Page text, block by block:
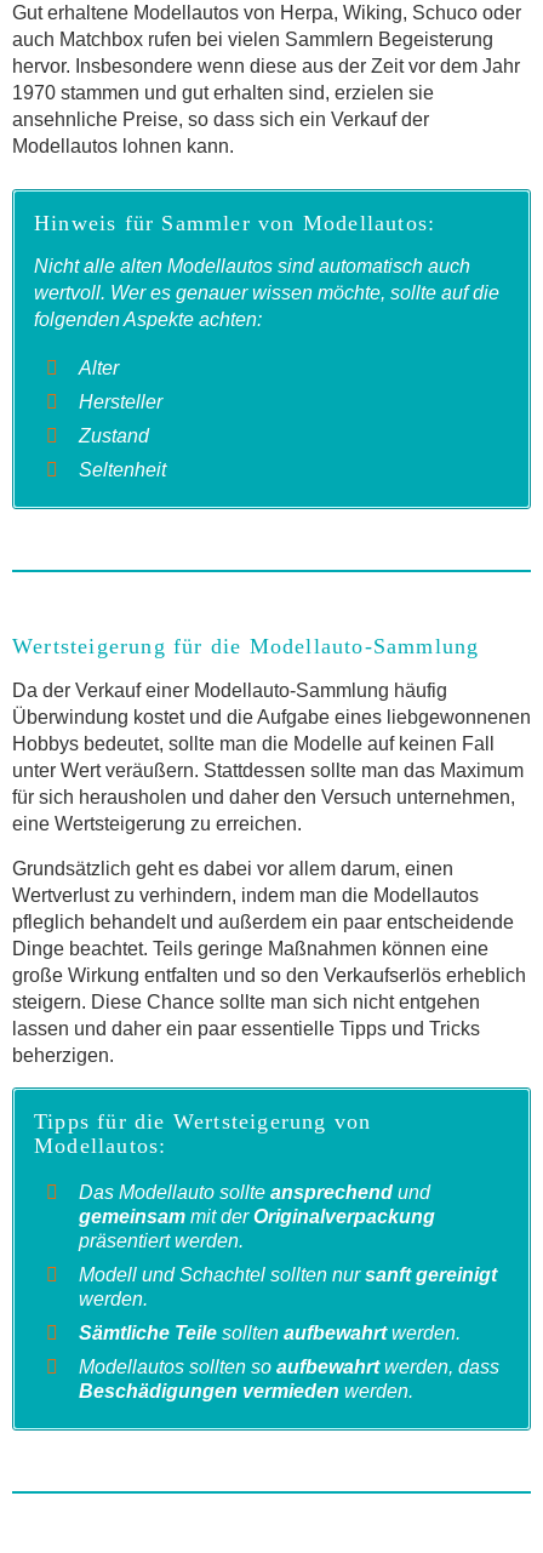
Gut erhaltene Modellautos von Herpa, Wiking, Schuco oder
auch Matchbox rufen bei vielen Sammlern Begeisterung
hervor. Insbesondere wenn diese aus der Zeit vor dem Jahr
1970 stammen und gut erhalten sind, erzielen sie
ansehnliche Preise, so dass sich ein Verkauf der
Modellautos lohnen kann.
Hinweis für Sammler von Modellautos:
Nicht alle alten Modellautos sind automatisch auch
wertvoll. Wer es genauer wissen möchte, sollte auf die
folgenden Aspekte achten:
Alter
Hersteller
Zustand
Seltenheit
Wertsteigerung für die Modellauto-Sammlung
Da der Verkauf einer Modellauto-Sammlung häufig
Überwindung kostet und die Aufgabe eines liebgewonnenen
Hobbys bedeutet, sollte man die Modelle auf keinen Fall
unter Wert veräußern. Stattdessen sollte man das Maximum
für sich herausholen und daher den Versuch unternehmen,
eine Wertsteigerung zu erreichen.
Grundsätzlich geht es dabei vor allem darum, einen
Wertverlust zu verhindern, indem man die Modellautos
pfleglich behandelt und außerdem ein paar entscheidende
Dinge beachtet. Teils geringe Maßnahmen können eine
große Wirkung entfalten und so den Verkaufserlös erheblich
steigern. Diese Chance sollte man sich nicht entgehen
lassen und daher ein paar essentielle Tipps und Tricks
beherzigen.
Tipps für die Wertsteigerung von
Modellautos:
Das Modellauto sollte ansprechend und
gemeinsam mit derOriginalverpackung
präsentiert werden.
Modell und Schachtel sollten nursanft gereinigt
werden.
Sämtliche Teile sollten aufbewahrtwerden.
Modellautos sollten so aufbewahrtwerden, dass
Beschädigungen vermieden werden.